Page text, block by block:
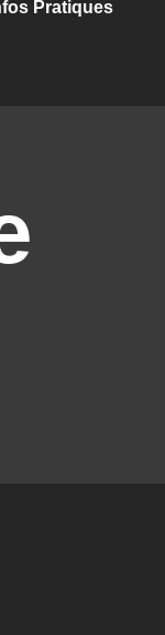
Pratiques